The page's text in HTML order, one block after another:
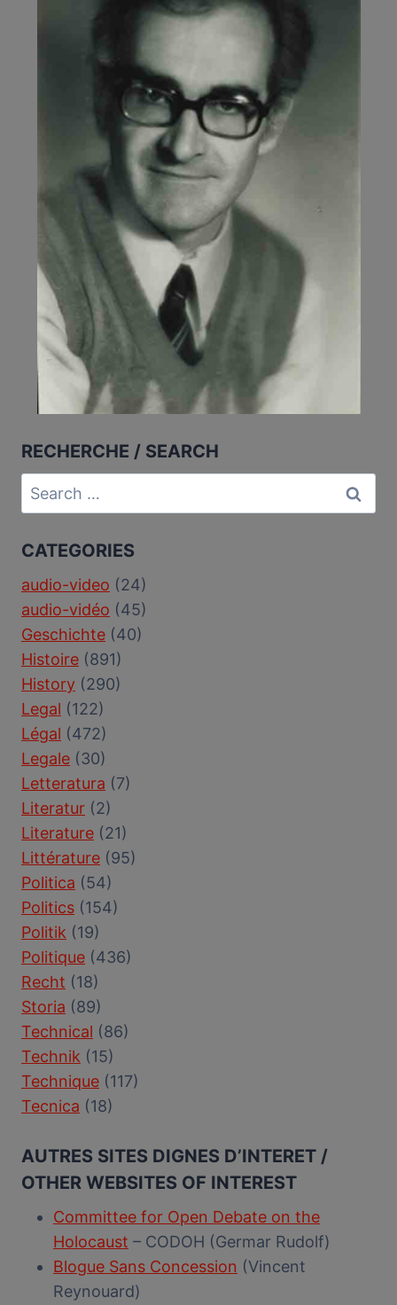
RECHERCHE / SEARCH
Search
for:
CATEGORIES
audio-video (24)
audio-vidéo (45)
Geschichte (40)
Histoire (891)
History (290)
Legal (122)
Légal (472)
Legale (30)
Letteratura (7)
Literatur (2)
Literature (21)
Littérature (95)
Politica (54)
Politics (154)
Politik (19)
Politique (436)
Recht (18)
Storia (89)
Technical (86)
Technik (15)
Technique (117)
Tecnica (18)
AUTRES SITES DIGNES D’INTERET /
OTHER WEBSITES OF INTEREST
Committee for Open Debate on the
Holocaust – CODOH (Germar Rudolf)
Blogue Sans Concession (Vincent
Reynouard)